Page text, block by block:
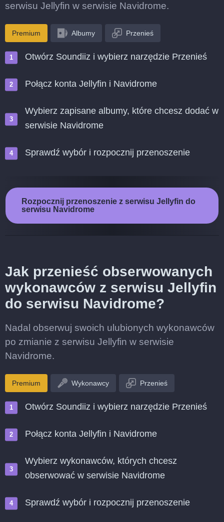
serwisu Jellyfin w serwisie Navidrome.
Premium Albumy Przenieś
Otwórz Soundiiz i wybierz narzędzie Przenieś
Połącz konta Jellyfin i Navidrome
Wybierz zapisane albumy, które chcesz dodać w
serwisie Navidrome
Sprawdź wybór i rozpocznij przenoszenie
Rozpocznij przenoszenie z serwisu Jellyfin do
serwisu Navidrome
Jak przenieść obserwowanych
wykonawców z serwisu Jellyfin
do serwisu Navidrome?
Nadal obserwuj swoich ulubionych wykonawców
po zmianie z serwisu Jellyfin w serwisie
Navidrome.
Premium Wykonawcy Przenieś
Otwórz Soundiiz i wybierz narzędzie Przenieś
Połącz konta Jellyfin i Navidrome
Wybierz wykonawców, których chcesz
obserwować w serwisie Navidrome
Sprawdź wybór i rozpocznij przenoszenie